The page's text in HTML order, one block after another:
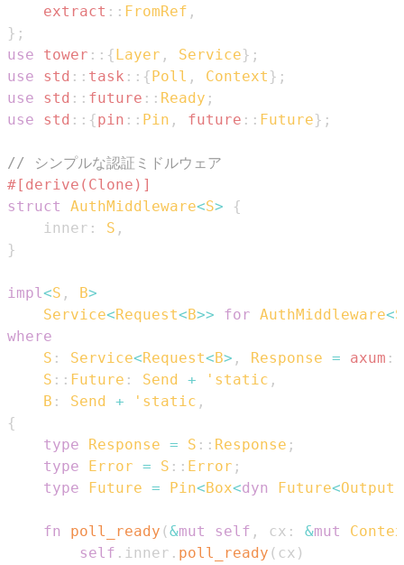
extract :: FromRef ,
} ;
use
tower :: { Layer , Service} ;
use
std :: task :: { Poll , Context } ;
use
std :: future :: Ready ;
use
std :: {pin :: Pin , future :: Future} ;
// シンプルな認証ミドルウェア
#[derive(Clone)]
struct
AuthMiddleware<S>
{
    inner
: S ,
}
impl<S , B>
Service<Request< B>> for AuthMiddleware<S
where
S : Service<Request< B> , Response = axum ::
S :: Future : Send + 'static ,
B : Send + 'static ,
{
type
Response = S :: Response ;
type
Error = S :: Error ;
type
Future = Pin< Box<dyn Future<Output
fn poll_ready (&mut self , cx : &mut
self . inner . poll_ready ( cx )